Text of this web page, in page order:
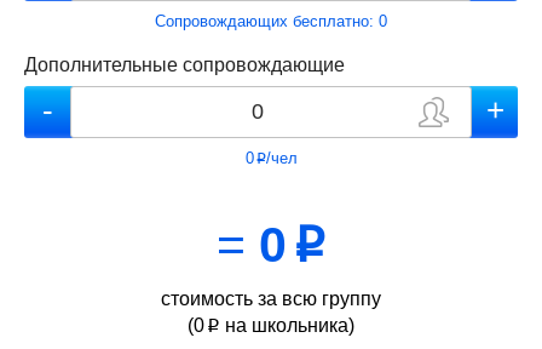
Сопровождающих бесплатно: 0
Дополнительные сопровождающие
0p/чел
= 0 p
стоимость за всю группу
(0 p на школьника)